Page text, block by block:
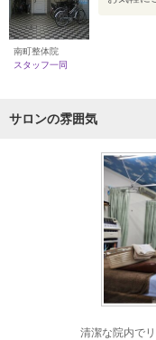
南町整体院
スタッフ一同
サロンの雰囲気
清潔な院内で